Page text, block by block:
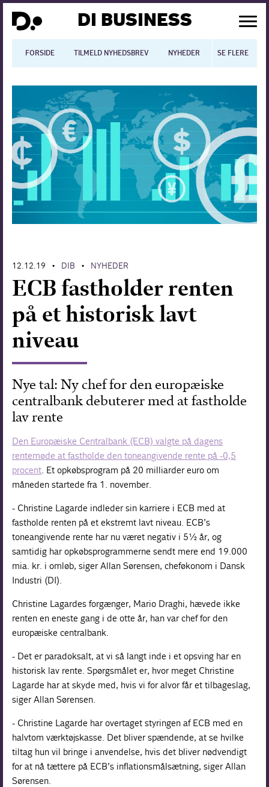
DI BUSINESS
FORSIDE TILMELD NYHEDSBREV NYHEDER BLOGS
SE FLERE
Dansk økonomi
Digitalisering
International økonomi
Arbejdsmiljø
Arbejdsmarkedet
Europapolitik
Forskning
12.12.19 • DIB • NYHEDER
ECB fastholder renten
på et historisk lavt
niveau
Nye tal: Ny chef for den europæiske
centralbank debuterer med at fastholde
lav rente
Den Europæiske Centralbank (ECB) valgte på dagens
rentemøde at fastholde den toneangivende rente på -0,5
procent . Et opkøbsprogram på 20 milliarder euro om
måneden startede fra 1. november.
- Christine Lagarde indleder sin karriere i ECB med at
fastholde renten på et ekstremt lavt niveau. ECB’s
toneangivende rente har nu været negativ i 5½ år, og
samtidig har opkøbsprogrammerne sendt mere end 19.000
mia. kr. i omløb, siger Allan Sørensen, cheføkonom i Dansk
Industri (DI).
Christine Lagardes forgænger, Mario Draghi, hævede ikke
renten en eneste gang i de otte år, han var chef for den
europæiske centralbank.
- Det er paradoksalt, at vi så langt inde i et opsving har en
historisk lav rente. Spørgsmålet er, hvor meget Christine
Lagarde har at skyde med, hvis vi for alvor får et tilbageslag,
siger Allan Sørensen.
- Christine Lagarde har overtaget styringen af ECB med en
halvtom værktøjskasse. Det bliver spændende, at se hvilke
tiltag hun vil bringe i anvendelse, hvis det bliver nødvendigt
for at nå tættere på ECB’s inflationsmålsætning, siger Allan
Sørensen.